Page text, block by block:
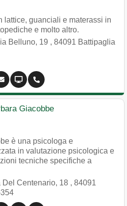
lattice, guanciali e materassi in
e molto altro.
Belluno, 19 , 84091 Battipaglia
Giacobbe
è una psicologa e
in valutazione psicologica e
tecniche specifiche a
Del Centenario, 18 , 84091